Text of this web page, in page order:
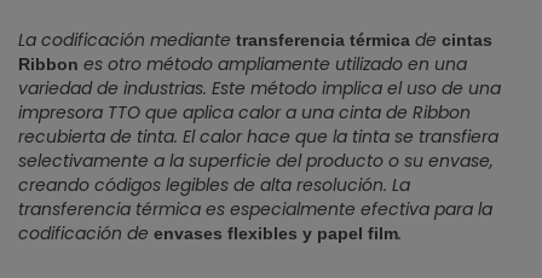
La codificación mediante transferencia térmica de cintas
Ribbon es otro método ampliamente utilizado en una
variedad de industrias. Este método implica el uso de una
impresora TTO que aplica calor a una cinta de Ribbon
recubierta de tinta. El calor hace que la tinta se transfiera
selectivamente a la superficie del producto o su envase,
creando códigos legibles de alta resolución. La
transferencia térmica es especialmente efectiva para la
codificación de envases flexibles y papel film.